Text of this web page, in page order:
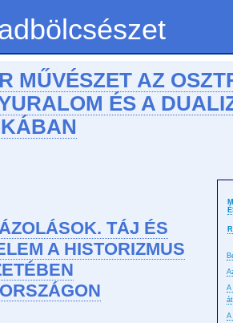
MŰVÉSZET AZ
ÉS A
A
A
TÁJ ÉS
A HISTORIZMUS